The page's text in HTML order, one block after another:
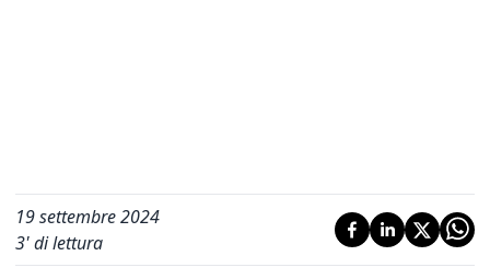
19 settembre 2024
3' di lettura